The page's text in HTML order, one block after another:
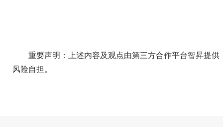
重要声明：上述内容及观点由第三方合作平台智昇提
风险自担。